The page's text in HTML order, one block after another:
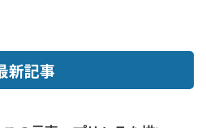
新記事